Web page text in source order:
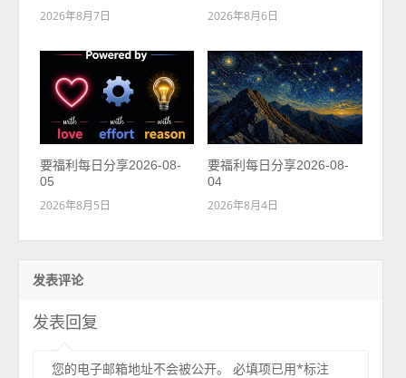
2026年8月7日 2026年8月6日
要福利每日分享2026-08-
05
2026年8月5日
要福利每日分享2026-08-
04
2026年8月4日
发表评论
发表回复
您的电子邮箱地址不会被公开。 必填项已用*标注